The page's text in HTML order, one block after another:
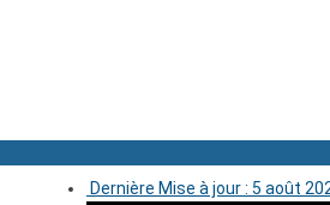
Dernière Mise à jour : 5 août